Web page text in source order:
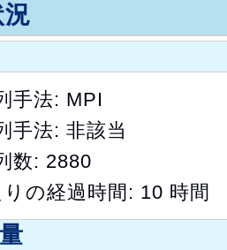
手法: MPI
手法: 非該当
数: 2880
の経過時間: 10 時間